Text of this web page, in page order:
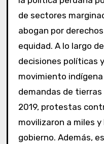
de sectores
abogan por
equidad. A lo largo
decisiones políticas
movimiento
demandas de
2019, protestas
movilizaron a miles
gobierno. Además,